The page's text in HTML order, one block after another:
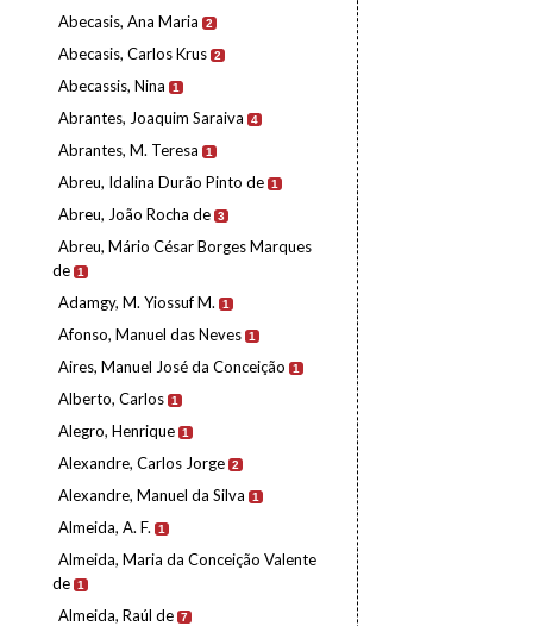
Abecasis, Ana Maria 2
Abecasis, Carlos Krus 2
Abecassis, Nina 1
Abrantes, Joaquim Saraiva 4
Abrantes, M. Teresa 1
Abreu, Idalina Durão Pinto de 1
Abreu, João Rocha de 3
Abreu, Mário César Borges Marques
de 1
Adamgy, M. Yiossuf M. 1
Afonso, Manuel das Neves 1
Aires, Manuel José da Conceição 1
Alberto, Carlos 1
Alegro, Henrique 1
Alexandre, Carlos Jorge 2
Alexandre, Manuel da Silva 1
Almeida, A. F. 1
Almeida, Maria da Conceição Valente
de 1
Almeida, Raúl de 7